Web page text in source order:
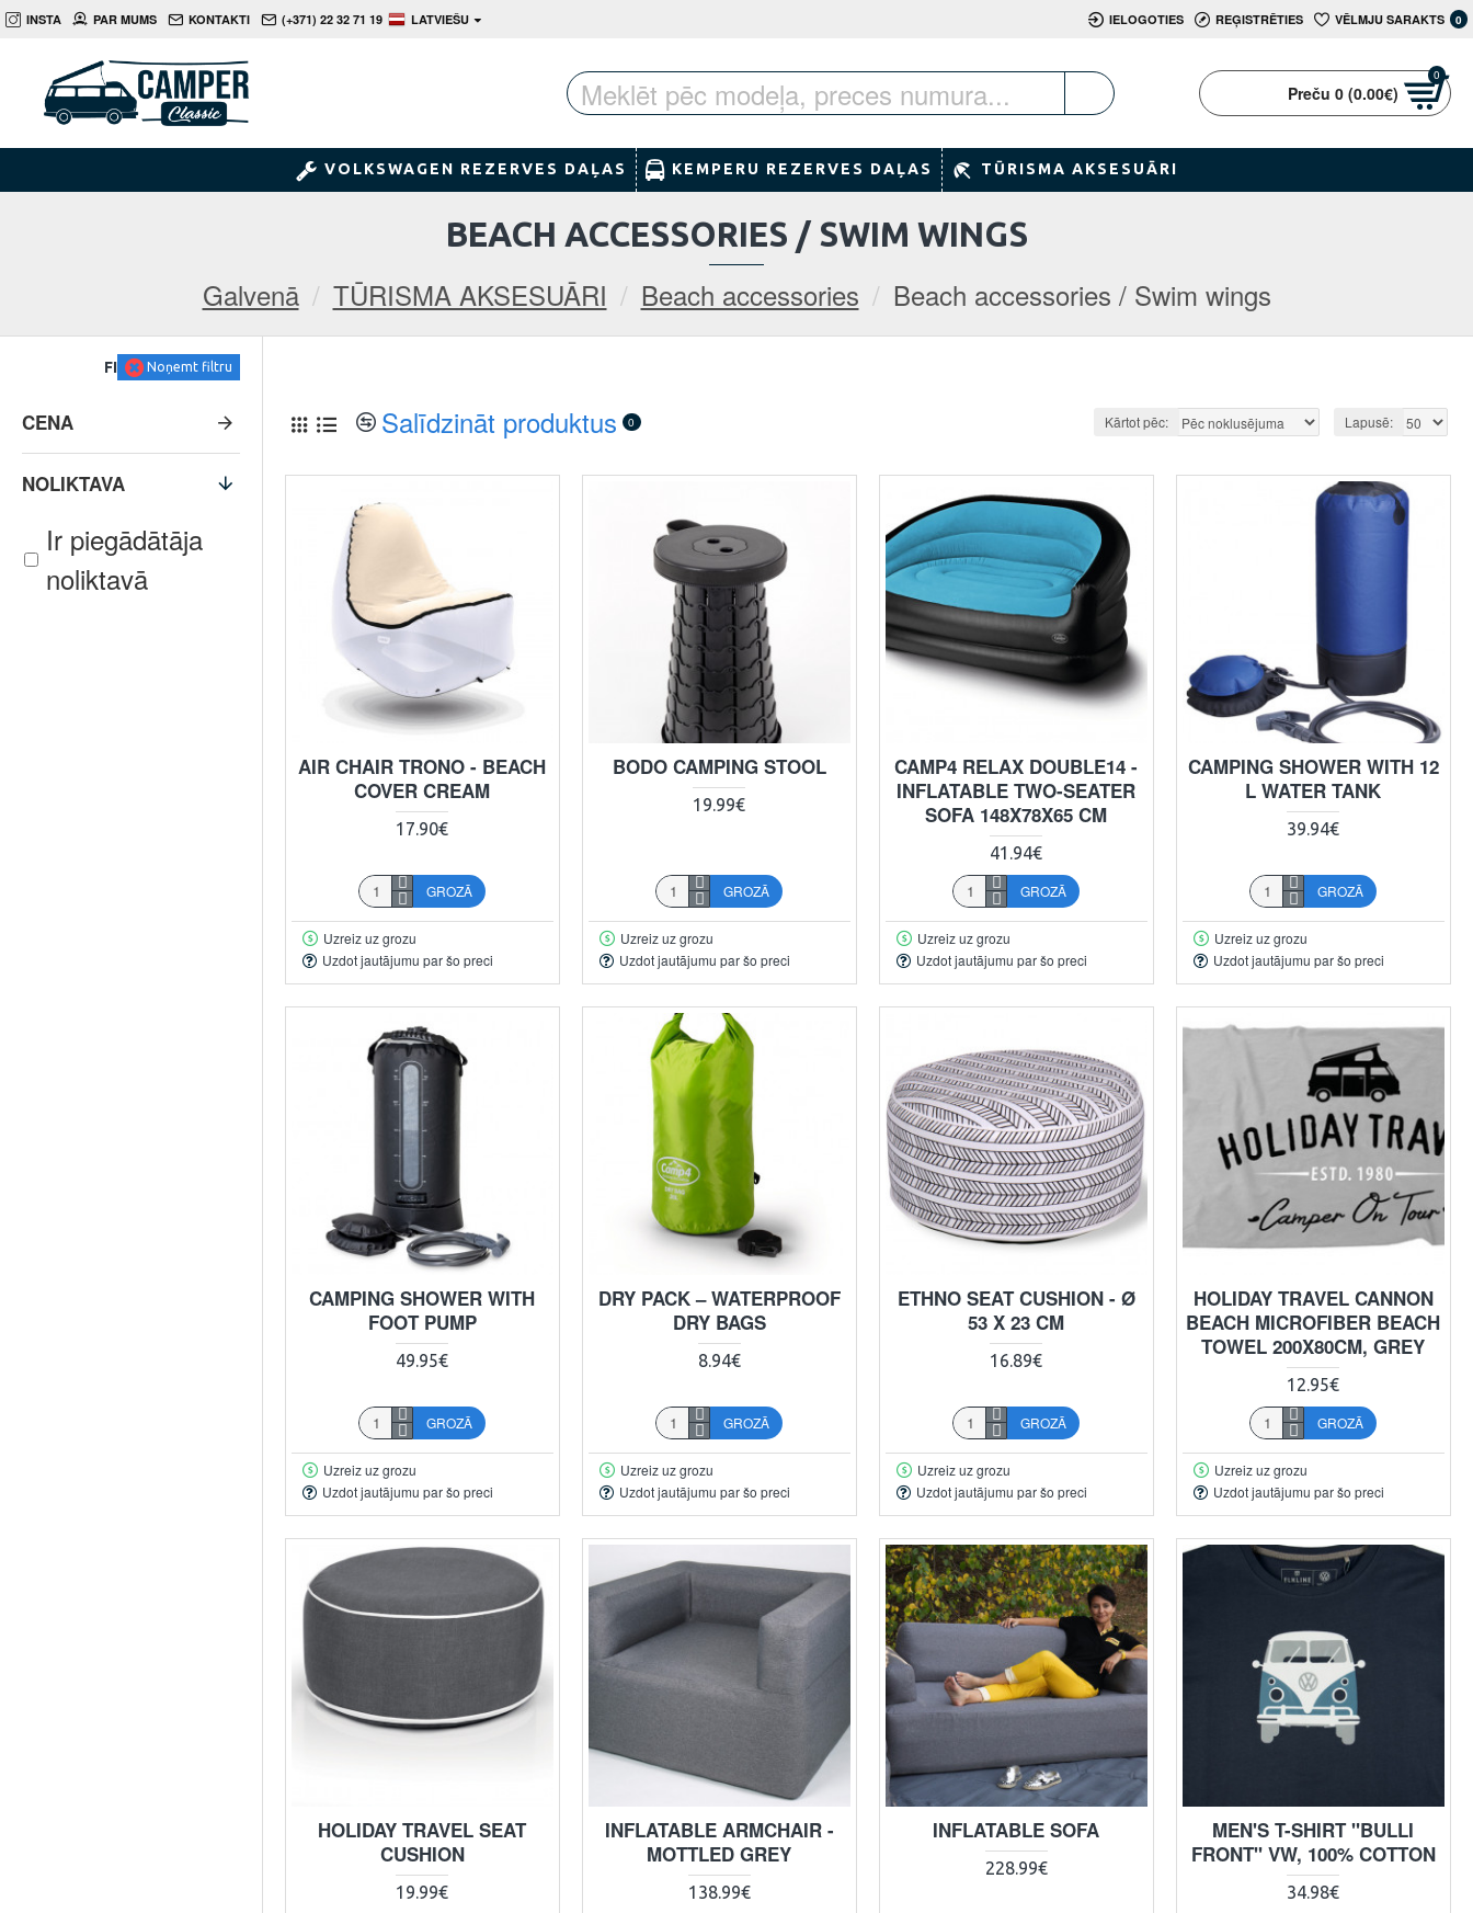
INSTA PAR MUMS KONTAKTI (+371) 22 32 71 19 LATVIEŠU IELOGOTIES REĢISTRĒTIES VĒLMJU SARAKTS 0
Preču 0 (0.00€)
0
VOLKSWAGEN REZERVES DAĻAS KEMPERU REZERVES DAĻAS TŪRISMA AKSESUĀRI
Galvenā TŪRISMA AKSESUĀRI Beach accessories Beach accessories / Swim wings
BEACH ACCESSORIES / SWIM WINGS
FILTRSNoņemt filtru
CENA
NOLIKTAVA
Ir piegādātāja
noliktavā
Salīdzināt produktus 0 Kārtot pēc: Lapusē:
AIR CHAIR TRONO - BEACH
COVER CREAM
17.90€
GROZĀ
Uzreiz uz grozu
Uzdot jautājumu par šo preci
BODO CAMPING STOOL
19.99€
GROZĀ
Uzreiz uz grozu
Uzdot jautājumu par šo preci
CAMP4 RELAX DOUBLE14 -
INFLATABLE TWO-SEATER
SOFA 148X78X65 CM
41.94€
GROZĀ
Uzreiz uz grozu
Uzdot jautājumu par šo preci
CAMPING SHOWER WITH 12
L WATER TANK
39.94€
GROZĀ
Uzreiz uz grozu
Uzdot jautājumu par šo preci
CAMPING SHOWER WITH
FOOT PUMP
49.95€
GROZĀ
Uzreiz uz grozu
Uzdot jautājumu par šo preci
DRY PACK – WATERPROOF
DRY BAGS
8.94€
GROZĀ
Uzreiz uz grozu
Uzdot jautājumu par šo preci
ETHNO SEAT CUSHION - Ø
53 X 23 CM
16.89€
GROZĀ
Uzreiz uz grozu
Uzdot jautājumu par šo preci
HOLIDAY TRAVEL CANNON
BEACH MICROFIBER BEACH
TOWEL 200X80CM, GREY
12.95€
GROZĀ
Uzreiz uz grozu
Uzdot jautājumu par šo preci
HOLIDAY TRAVEL SEAT
CUSHION
19.99€
INFLATABLE ARMCHAIR -
MOTTLED GREY
138.99€
INFLATABLE SOFA
228.99€
MEN'S T-SHIRT "BULLI
FRONT" VW, 100% COTTON
34.98€